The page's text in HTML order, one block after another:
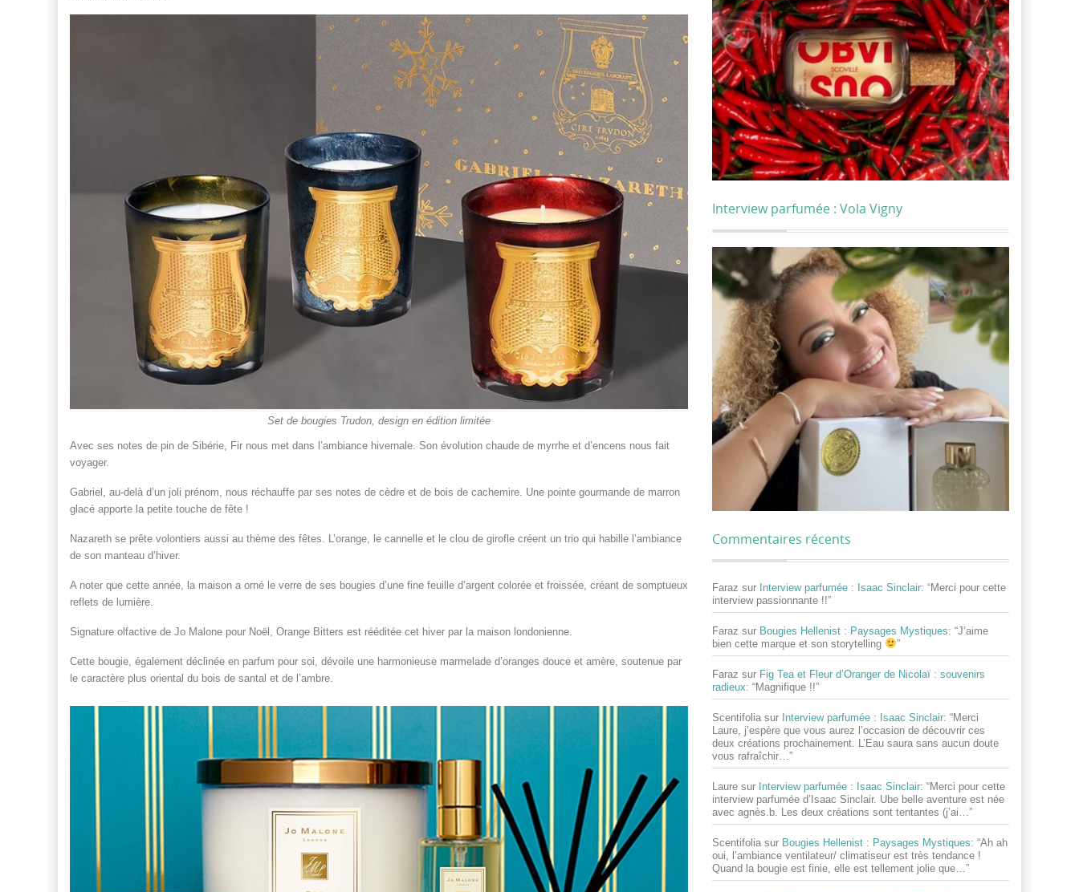
Set de bougies Trudon, design en édition limitée
Avec ses notes de pin de Sibérie, Fir nous met dans l’ambiance hivernale. Son évolution chaude de myrrhe et d’encens nous fait
voyager.
Gabriel, au-delà d’un joli prénom, nous réchauffe par ses notes de cèdre et de bois de cachemire. Une pointe gourmande de marron
glacé apporte la petite touche de fête !
Nazareth se prête volontiers aussi au thème des fêtes. L’orange, le cannelle et le clou de girofle créent un trio qui habille l’ambiance
de son manteau d’hiver.
A noter que cette année, la maison a orné le verre de ses bougies d’une fine feuille d’argent colorée et froissée, créant de somptueux
reflets de lumière.
Signature olfactive de Jo Malone pour Noël, Orange Bitters est rééditée cet hiver par la maison londonienne.
Cette bougie, également déclinée en parfum pour soi, dévoile une harmonieuse marmelade d’oranges douce et amère, soutenue par
le caractère plus oriental du bois de santal et de l’ambre.
Interview parfumée : Vola Vigny
Commentaires récents
Faraz sur Interview parfumée : Isaac Sinclair: “Merci pour cette
interview passionnante !!”
Faraz sur Bougies Hellenist : Paysages Mystiques: “J’aime
bien cette marque et son storytelling
”
Faraz sur Fig Tea et Fleur d’Oranger de Nicolaï : souvenirs
radieux: “Magnifique !!”
Scentifolia sur Interview parfumée : Isaac Sinclair: “Merci
Laure, j’espère que vous aurez l’occasion de découvrir ces
deux créations prochainement. L’Eau saura sans aucun doute
vous rafraîchir…”
Laure sur Interview parfumée : Isaac Sinclair: “Merci pour cette
interview parfumée d’Isaac Sinclair. Ube belle aventure est née
avec agnès.b. Les deux créations sont tentantes (j’ai…”
Scentifolia sur Bougies Hellenist : Paysages Mystiques: “Ah ah
oui, l’ambiance ventilateur/ climatiseur est très tendance !
Quand la bougie est finie, elle est tellement jolie que…”